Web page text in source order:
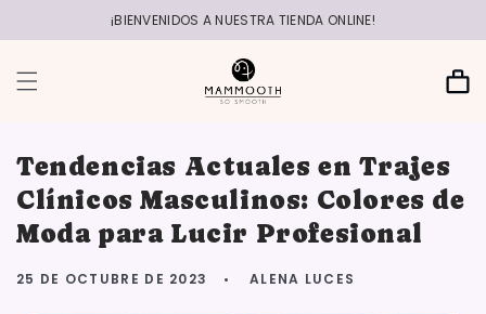
contenido
¡BIENVENIDOS A NUESTRA TIENDA ONLINE!
Carrito
Tendencias Actuales en Trajes
Clínicos Masculinos: Colores de
Moda para Lucir Profesional
25 DE OCTUBRE DE 2023 ALENA LUCES